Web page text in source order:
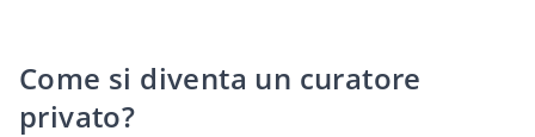
Come si diventa un curatore
privato?